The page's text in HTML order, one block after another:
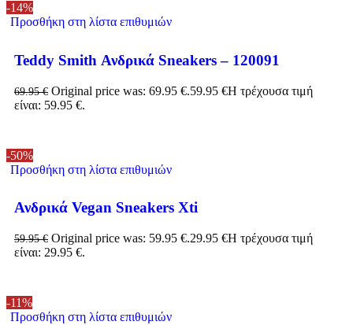
-14%
Προσθήκη στη λίστα επιθυμιών
Teddy Smith Ανδρικά Sneakers – 120091
69.95€ Original price was: 69.95 €.59.95 €Η τρέχουσα τιμή
είναι: 59.95 €.
-50%
Προσθήκη στη λίστα επιθυμιών
Ανδρικά Vegan Sneakers Xti
59.95€ Original price was: 59.95 €.29.95 €Η τρέχουσα τιμή
είναι: 29.95 €.
-11%
Προσθήκη στη λίστα επιθυμιών